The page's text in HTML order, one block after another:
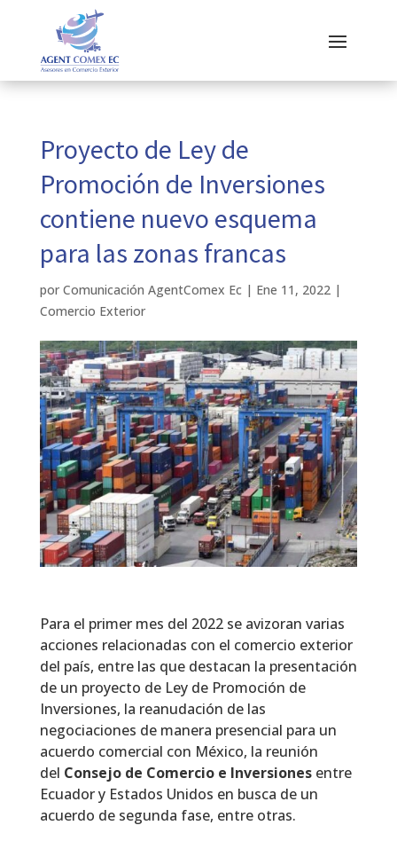
Proyecto de Ley de
Promoción de Inversiones
contiene nuevo esquema
para las zonas francas
por Comunicación AgentComex Ec| Ene 11, 2022|
Comercio Exterior
Para el primer mes del 2022 se avizoran varias
acciones relacionadas con el comercio exterior
del país, entre las que destacan la presentación
de un proyecto de Ley de Promoción de
Inversiones, la reanudación de las
negociaciones de manera presencial para un
acuerdo comercial con México, la reunión
del Consejo de Comercio e Inversiones entre
Ecuador y Estados Unidos en busca de un
acuerdo de segunda fase, entre otras.